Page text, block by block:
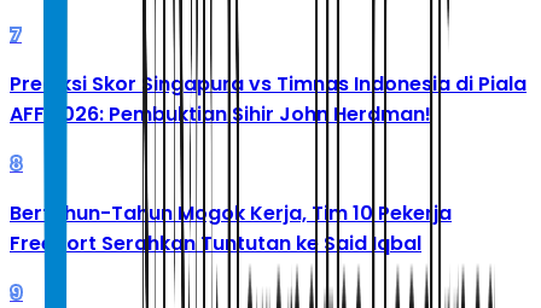
7
Prediksi Skor Singapura vs Timnas Indonesia di Piala
AFF 2026: Pembuktian Sihir John Herdman!
8
Bertahun-Tahun Mogok Kerja, Tim 10 Pekerja
Freeport Serahkan Tuntutan ke Said Iqbal
9